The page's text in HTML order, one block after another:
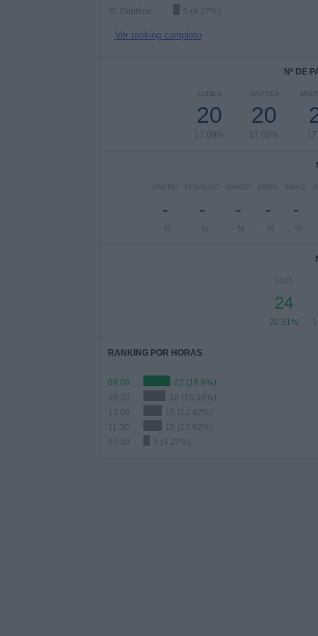
G. Dimitrov
5 (4.27%)
Ver ranking completo
Nº DE
LUNES
20
17.09%
MARTES
20
17.09%
ENERO
-
- %
FEBRERO
-
- %
MARZO
-
- %
ABRIL
-
- %
MAYO
-
- %
2025
24
20.51%
RANKING POR HORAS
08:00
22 (18.8%)
09:30
18 (15.38%)
13:00
15 (12.82%)
11:30
15 (12.82%)
07:40
5 (4.27%)